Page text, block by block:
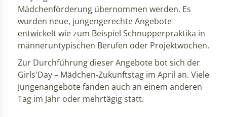
Mädchenförderung übernommen werden. Es
wurden neue, jungengerechte Angebote
entwickelt wie zum Beispiel Schnupperpraktika in
männeruntypischen Berufen oder Projektwochen.
Zur Durchführung dieser Angebote bot sich der
Girls'Day – Mädchen-Zukunftstag im April an. Viele
Jungenangebote fanden auch an einem anderen
Tag im Jahr oder mehrtägig statt.